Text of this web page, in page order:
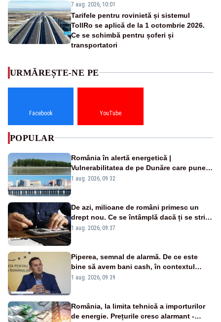
7 aug. 2026, 10:01
Tarifele pentru rovinietă și sistemul
TollRo se aplică de la 1 octombrie 2026.
Ce se schimbă pentru șoferi și
transportatori
URMĂREȘTE-NE PE
Facebook YouTube
POPULAR
România în alertă energetică |
Vulnerabilitatea de pe Dunăre care pune
în pericol Centrala Cernavodă era
1 aug. 2026, 09:32
De azi, milioane de români primesc un
drept nou. Ce se întâmplă dacă ți se strică
un produs
1 aug. 2026, 09:37
Piperea, semnal de alarmă. De ce este
bine să avem bani cash, în contextul
alertei energetice?
1 aug. 2026, 09:39
România, la limita tehnică a importurilor
de energie. Prețurile cresc alarmant -